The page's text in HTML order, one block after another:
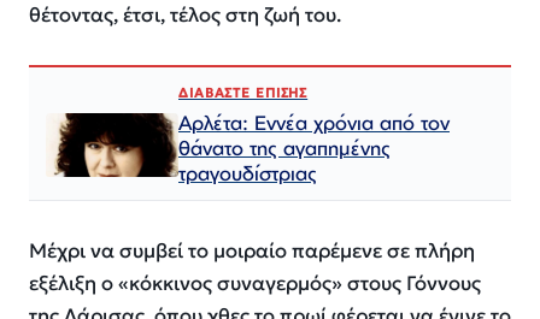
θέτοντας, έτσι, τέλος στη ζωή του.
ΔΙΑΒΑΣΤΕ ΕΠΙΣΗΣ
Αρλέτα: Εννέα χρόνια από τον
θάνατο της αγαπημένης
τραγουδίστριας
Μέχρι να συμβεί το μοιραίο παρέμενε σε πλήρη
εξέλιξη ο «κόκκινος συναγερμός» στους Γόννους